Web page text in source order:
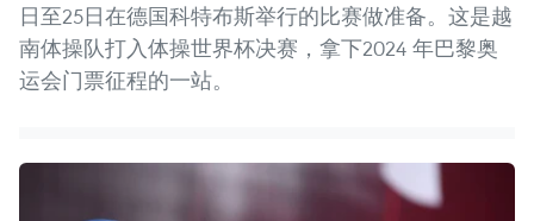
日至25日在德国科特布斯举行的比赛做准备。这是越
南体操队打入体操世界杯决赛，拿下2024 年巴黎奥
运会门票征程的一站。